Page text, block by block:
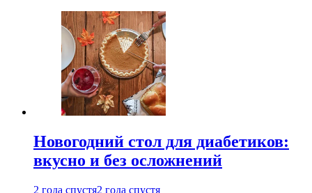
Новогодний стол для диабетиков:
вкусно и без осложнений
2 года спустя2 года спустя